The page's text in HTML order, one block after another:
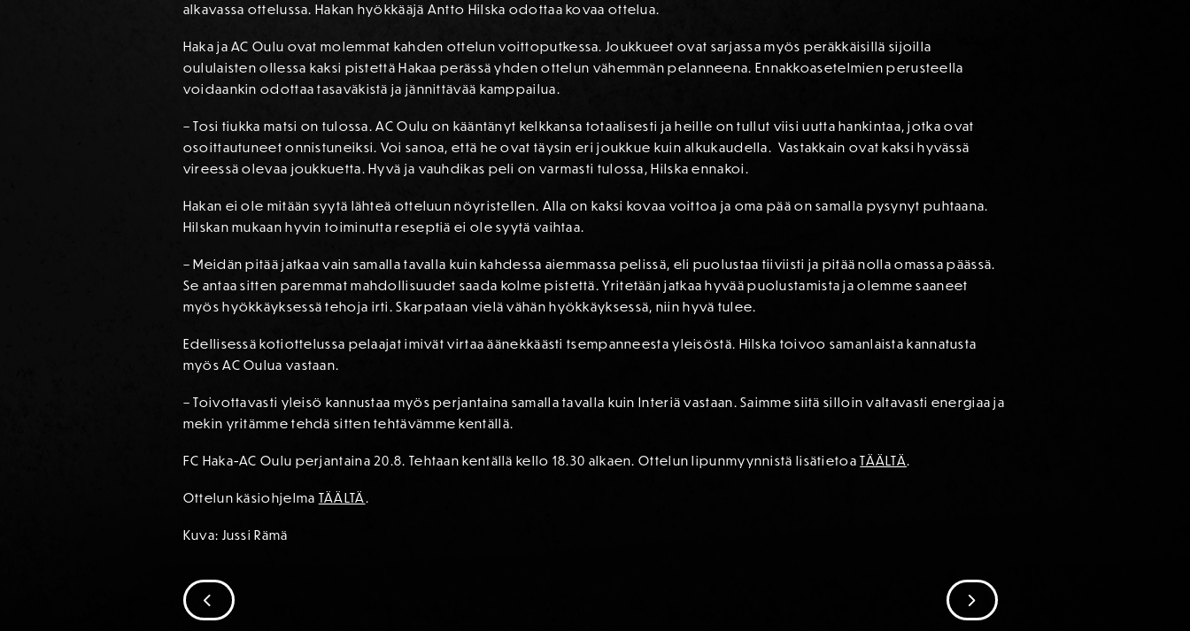
alkavassa ottelussa. Hakan hyökkääjä Antto Hilska odottaa kovaa ottelua.
Haka ja AC Oulu ovat molemmat kahden ottelun voittoputkessa. Joukkueet ovat sarjassa myös peräkkäisillä sijoilla
oululaisten ollessa kaksi pistettä Hakaa perässä yhden ottelun vähemmän pelanneena. Ennakkoasetelmien perusteella
voidaankin odottaa tasaväkistä ja jännittävää kamppailua.
– Tosi tiukka matsi on tulossa. AC Oulu on kääntänyt kelkkansa totaalisesti ja heille on tullut viisi uutta hankintaa, jotka ovat
osoittautuneet onnistuneiksi. Voi sanoa, että he ovat täysin eri joukkue kuin alkukaudella. Vastakkain ovat kaksi hyvässä
vireessä olevaa joukkuetta. Hyvä ja vauhdikas peli on varmasti tulossa, Hilska ennakoi.
Hakan ei ole mitään syytä lähteä otteluun nöyristellen. Alla on kaksi kovaa voittoa ja oma pää on samalla pysynyt puhtaana.
Hilskan mukaan hyvin toiminutta reseptiä ei ole syytä vaihtaa.
– Meidän pitää jatkaa vain samalla tavalla kuin kahdessa aiemmassa pelissä, eli puolustaa tiiviisti ja pitää nolla omassa päässä.
Se antaa sitten paremmat mahdollisuudet saada kolme pistettä. Yritetään jatkaa hyvää puolustamista ja olemme saaneet
myös hyökkäyksessä tehoja irti. Skarpataan vielä vähän hyökkäyksessä, niin hyvä tulee.
Edellisessä kotiottelussa pelaajat imivät virtaa äänekkäästi tsempanneesta yleisöstä. Hilska toivoo samanlaista kannatusta
myös AC Oulua vastaan.
– Toivottavasti yleisö kannustaa myös perjantaina samalla tavalla kuin Interiä vastaan. Saimme siitä silloin valtavasti energiaa ja
mekin yritämme tehdä sitten tehtävämme kentällä.
FC Haka-AC Oulu perjantaina 20.8. Tehtaan kentällä kello 18.30 alkaen. Ottelun lipunmyynnistä lisätietoaTÄÄLTÄ.
Ottelun käsiohjelma TÄÄLTÄ.
Kuva: Jussi Rämä
SIIRRY SEURAAVAAN
SIIRRY EDELLISEEN